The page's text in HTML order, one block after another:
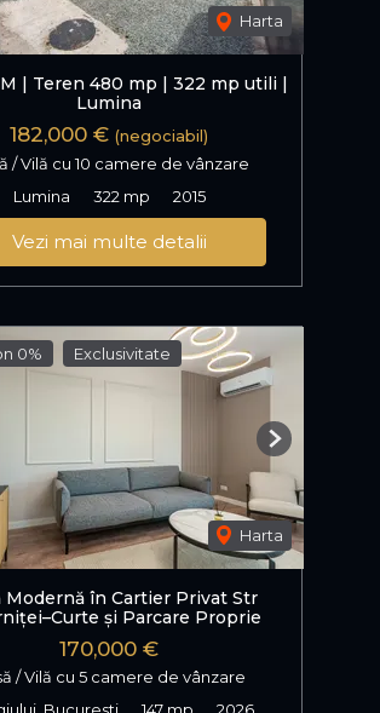
Harta
| Teren 480 mp | 322 mp utili |
Lumina
182,000 € (negociabil)
/ Vilă cu 10 camere de vânzare
Lumina
322 mp 2015
Vezi mai multe detalii
0% Exclusivitate
Harta
Next
Modernă în Cartier Privat Str
și Parcare Proprie
170,000 €
/ Vilă cu 5 camere de vânzare